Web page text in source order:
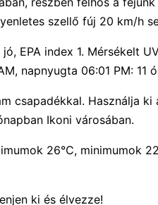
szellő fúj 20 km/h
EPA index 1. Mérsékelt
napnyugta 06:01 PM: 11
csapadékkal. Használja
Ikoni városában.
26°C, minimumok
ki és élvezze!